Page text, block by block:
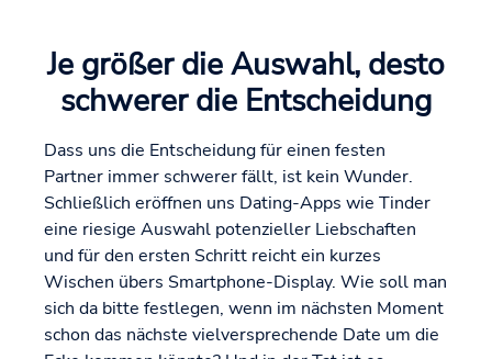
Je größer die Auswahl, desto
schwerer die Entscheidung
Dass uns die Entscheidung für einen festen
Partner immer schwerer fällt, ist kein Wunder.
Schließlich eröffnen uns Dating-Apps wie Tinder
eine riesige Auswahl potenzieller Liebschaften
und für den ersten Schritt reicht ein kurzes
Wischen übers Smartphone-Display. Wie soll man
sich da bitte festlegen, wenn im nächsten Moment
schon das nächste vielversprechende Date um die